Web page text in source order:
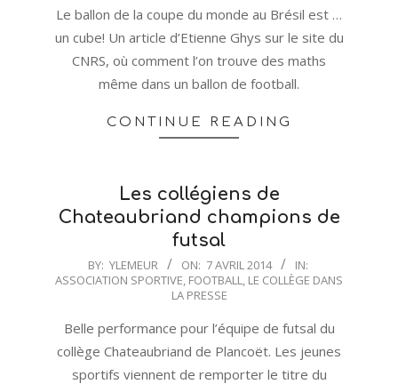
16
Le ballon de la coupe du monde au Brésil est …
un cube! Un article d’Etienne Ghys sur le site du
CNRS, où comment l’on trouve des maths
même dans un ballon de football.
CONTINUE READING
Les collégiens de
Chateaubriand champions de
futsal
2014-
04-
BY: YLEMEUR ON: 7 AVRIL 2014
IN:
ASSOCIATION SPORTIVE FOOTBALL
LE COLLÈGE DANS
LA PRESSE
Belle performance pour l’équipe de futsal du
collège Chateaubriand de Plancoët. Les jeunes
sportifs viennent de remporter le titre du